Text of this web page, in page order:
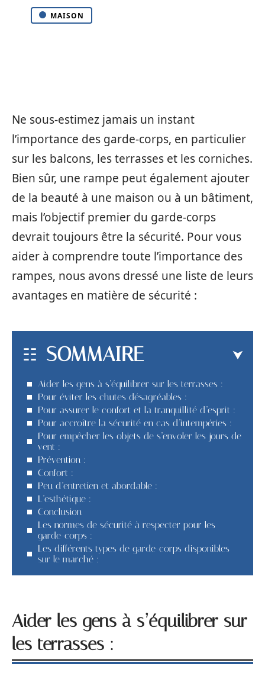
MAISON
Ne sous-estimez jamais un instant
l’importance des garde-corps, en particulier
sur les balcons, les terrasses et les corniches.
Bien sûr, une rampe peut également ajouter
de la beauté à une maison ou à un bâtiment,
mais l’objectif premier du garde-corps
devrait toujours être la sécurité. Pour vous
aider à comprendre toute l’importance des
rampes, nous avons dressé une liste de leurs
avantages en matière de sécurité :
SOMMAIRE
Aider les gens à s’équilibrer sur les terrasses :
Pour éviter les chutes désagréables :
Pour assurer le confort et la tranquillité d’esprit :
Pour accroître la sécurité en cas d’intempéries :
Pour empêcher les objets de s’envoler les jours de
vent :
Prévention :
Confort :
Peu d’entretien et abordable :
L’esthétique :
Conclusion
Les normes de sécurité à respecter pour les
garde-corps :
Les différents types de garde-corps disponibles
sur le marché :
Aider les gens à s’équilibrer sur
les terrasses :